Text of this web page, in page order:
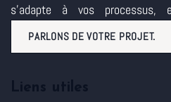
s'adapte à vos processus,
PARLONS DE VOTRE PROJET.